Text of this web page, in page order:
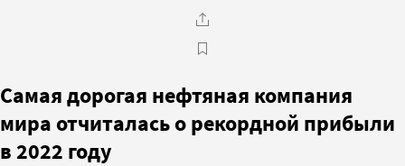
Самая дорогая нефтяная компания
мира отчиталась о рекордной прибыли
в 2022 году